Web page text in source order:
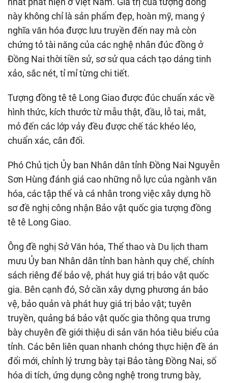
này không chỉ là sản phẩm đẹp, hoàn mỹ, mang ý
nghĩa văn hóa được lưu truyền đến nay mà còn
chứng tỏ tài năng của các nghệ nhân đúc đồng ở
Đồng Nai thời tiền sử, sơ sử qua cách tạo dáng tinh
xảo, sắc nét, tỉ mỉ từng chi tiết.
Tượng đồng tê tê Long Giao được đúc chuẩn xác về
hình thức, kích thước từ mẫu thật, đầu, lỗ tai, mắt,
mỏ đến các lớp vảy đều được chế tác khéo léo,
chuẩn xác, cân đối.
Phó Chủ tịch Ủy ban Nhân dân tỉnh Đồng Nai Nguyễn
Sơn Hùng đánh giá cao những nỗ lực của ngành văn
hóa, các tập thể và cá nhân trong việc xây dựng hồ
sơ đề nghị công nhận Bảo vật quốc gia tượng đồng
tê tê Long Giao.
Ông đề nghị Sở Văn hóa, Thể thao và Du lịch tham
mưu Ủy ban Nhân dân tỉnh ban hành quy chế, chính
sách riêng để bảo vệ, phát huy giá trị bảo vật quốc
gia. Bên cạnh đó, Sở cần xây dựng phương án bảo
vệ, bảo quản và phát huy giá trị bảo vật; tuyên
truyền, quảng bá bảo vật quốc gia thông qua trưng
bày chuyên đề giới thiệu di sản văn hóa tiêu biểu của
tỉnh. Các bên liên quan nhanh chóng thực hiện đề án
đổi mới, chỉnh lý trưng bày tại Bảo tàng Đồng Nai, số
hóa di tích, ứng dụng công nghệ trong trưng bày,